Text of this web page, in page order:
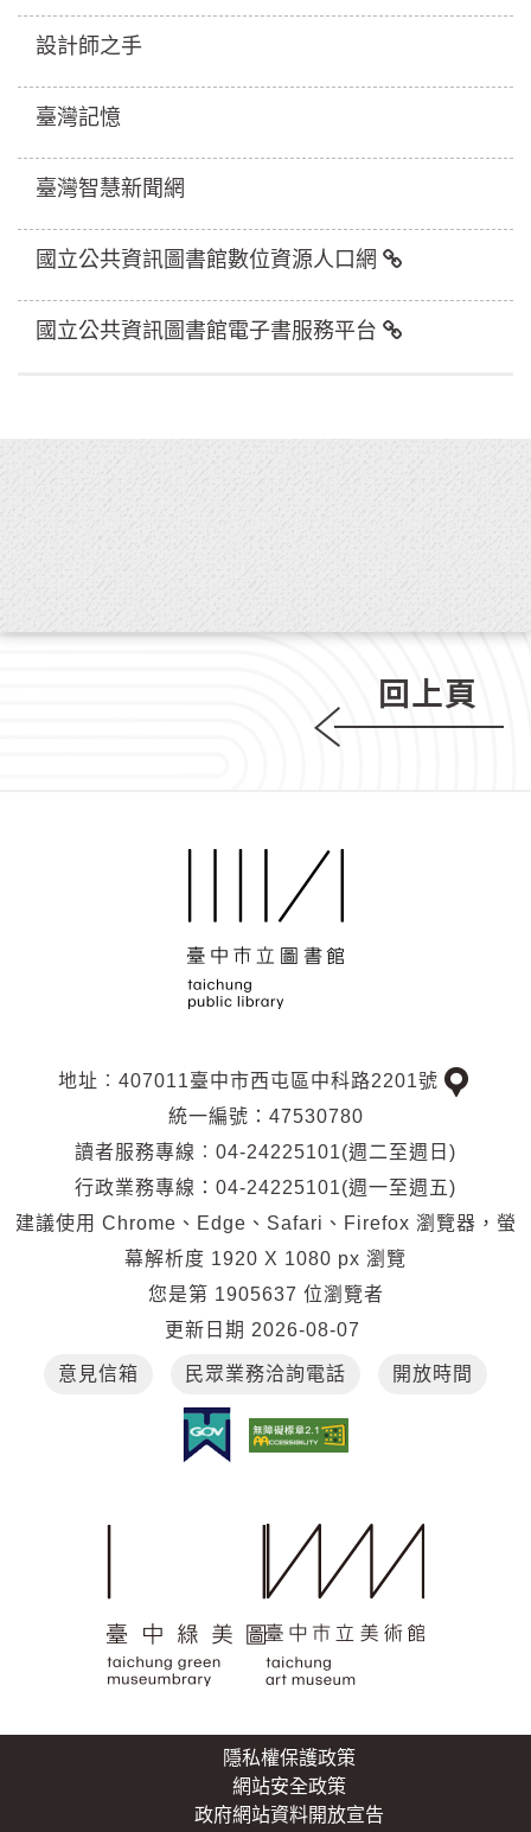
設計師之手
臺灣記憶
臺灣智慧新聞網
國立公共資訊圖書館數位資源人口網
國立公共資訊圖書館電子書服務平台
回上頁
地址︰407011臺中市西屯區中科路2201號
交
位
置
統一編號：47530780
讀者服務專線︰04-24225101(週二至週日)
行政業務專線：04-24225101(週一至週五)
建議使用 Chrome、Edge、Safari、Firefox 瀏覽器，螢
幕解析度 1920 X 1080 px 瀏覽
您是第 1905637 位瀏覽者
更新日期 2026-08-07
意見信箱 民眾業務洽詢電話 開放時間
隱私權保護政策
網站安全政策
政府網站資料開放宣告